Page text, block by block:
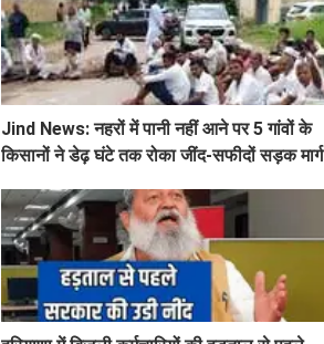
Jind News: नहरों में पानी नहीं आने पर 5 गांवों के
किसानों ने डेढ़ घंटे तक रोका जींद-सफीदों सड़क मार्ग